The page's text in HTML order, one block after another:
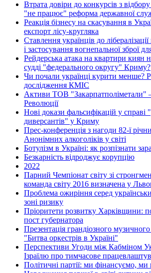
Втрата довіри до конкурсів з
"не працює" реформа державної
Реакція бізнесу на скасування в
експорт лісу-кругляка
Ставлення українців до
і застосування вогнепальної зброї
Рейдерська атака на квартири киян
судді "федерального округу" Криму?
Чи почали українці курити менше?
дослідження КМІС
Активи ТОВ "Закарпатполіметали"
Революції
Нові докази фальсифікацій у справі
диверсантів" у Криму
Прес-конференція з нагоди 82-ї
Анонімних алкоголіків у світі
Ботулізм в Україні: як розпізнати
Безкарність відроджує корупцію
2022
Парний Чемпіонат світу зі
команда світу 2016 визначена у
Проблема ожиріння серед
зоні ризику
Пріоритети розвитку Харківщини:
пост губернатора
Презентація грандіозного
"Битва оркестрів в Україні"
Перспективи Угоди між Кабміном
Ізраїлю про тимчасове
Політичні партії: ми фінансуємо,